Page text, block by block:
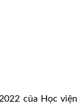
của Học viện